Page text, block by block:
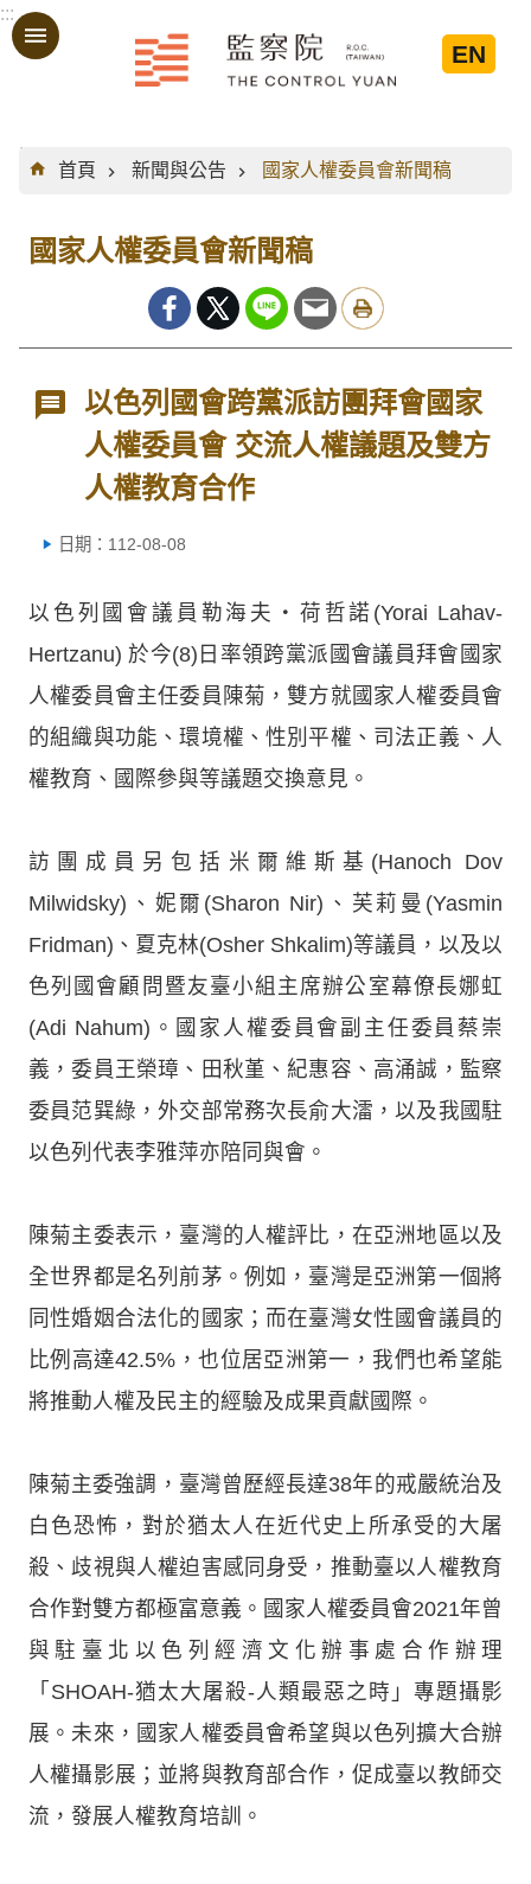
跳到主要內容區塊
:::
EN
:::
首頁
新聞與公告 國家人權委員會新聞稿
國家人權委員會新聞稿
以色列國會跨黨派訪團拜會國家
人權委員會 交流人權議題及雙方
人權教育合作
日期：112-08-08
以色列國會議員勒海夫‧荷哲諾(Yorai Lahav-
Hertzanu) 於今(8)日率領跨黨派國會議員拜會國家
人權委員會主任委員陳菊，雙方就國家人權委員會
的組織與功能、環境權、性別平權、司法正義、人
權教育、國際參與等議題交換意見。
訪團成員另包括米爾維斯基(Hanoch Dov
Milwidsky)、妮爾(Sharon Nir)、芙莉曼(Yasmin
Fridman)、夏克林(Osher Shkalim)等議員，以及以
色列國會顧問暨友臺小組主席辦公室幕僚長娜虹
(Adi Nahum)。國家人權委員會副主任委員蔡崇
義，委員王榮璋、田秋堇、紀惠容、高涌誠，監察
委員范巽綠，外交部常務次長俞大㵢，以及我國駐
以色列代表李雅萍亦陪同與會。
陳菊主委表示，臺灣的人權評比，在亞洲地區以及
全世界都是名列前茅。例如，臺灣是亞洲第一個將
同性婚姻合法化的國家；而在臺灣女性國會議員的
比例高達42.5%，也位居亞洲第一，我們也希望能
將推動人權及民主的經驗及成果貢獻國際。
陳菊主委強調，臺灣曾歷經長達38年的戒嚴統治及
白色恐怖，對於猶太人在近代史上所承受的大屠
殺、歧視與人權迫害感同身受，推動臺以人權教育
合作對雙方都極富意義。國家人權委員會2021年曾
與駐臺北以色列經濟文化辦事處合作辦理
「SHOAH-猶太大屠殺-人類最惡之時」專題攝影
展。未來，國家人權委員會希望與以色列擴大合辦
人權攝影展；並將與教育部合作，促成臺以教師交
流，發展人權教育培訓。